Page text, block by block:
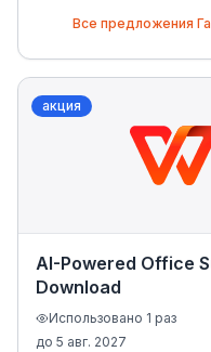
Все предложения
акция
AI-Powered Office
Download
Использовано 1 раз
до 5 авг. 2027